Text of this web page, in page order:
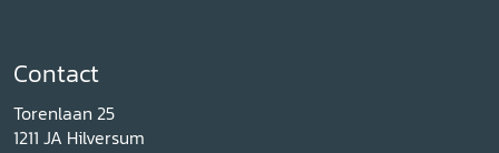
Contact
Torenlaan 25
1211 JA Hilversum